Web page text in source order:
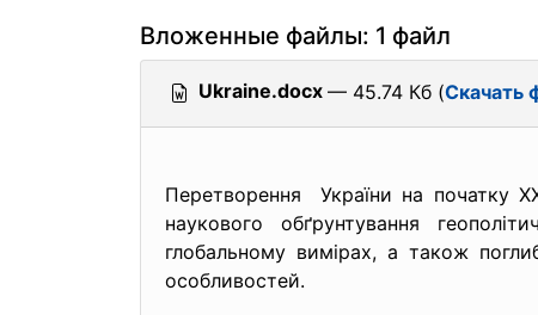
Вложенные файлы: 1 файл
Ukraine.docx — 45.74 Кб (Скачать
Перетворення України на початку
наукового обґрунтування
глобальному вимірах, а також
особливостей.